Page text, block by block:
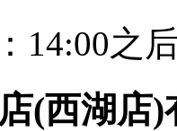
14:00之
(西湖店